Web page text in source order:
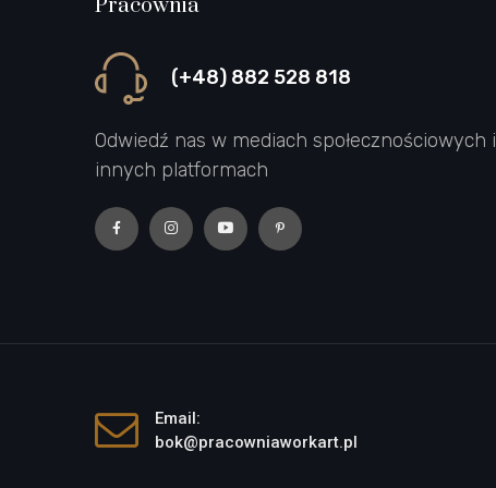
Pracownia
(+48) 882 528 818
Odwiedź nas w mediach społecznościowych i
innych platformach
Email:
bok@pracowniaworkart.pl